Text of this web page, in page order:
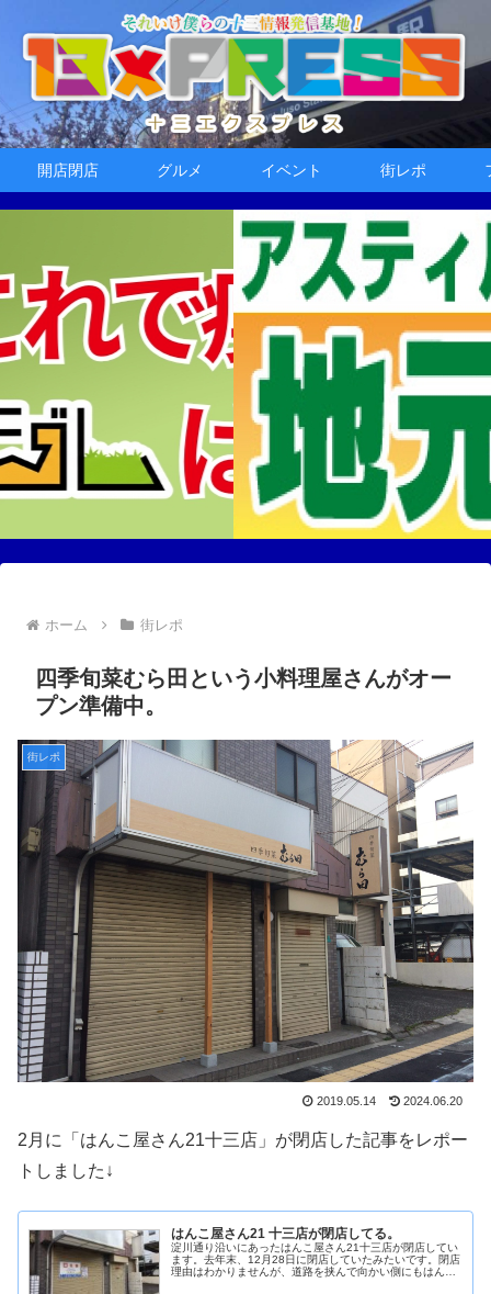
開店閉店 グルメ イベント 街レポ
ホーム 街レポ
四季旬菜むら田という小料理屋さんがオー
プン準備中。
街レポ
2019.05.14 2024.06.20
2月に「はんこ屋さん21十三店」が閉店した記事をレポー
トしました↓
はんこ屋さん21 十三店が閉店してる。
淀川通り沿いにあったはんこ屋さん21十三店が閉店してい
ます。去年末、12月28日に閉店していたみたいです。閉店
理由はわかりませんが、道路を挟んで向かい側にもはんこ